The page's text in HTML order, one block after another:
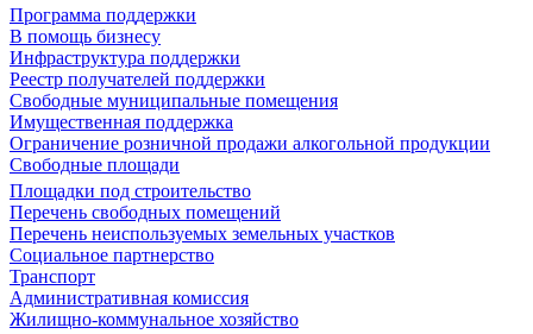
Программа поддержки
В помощь бизнесу
Инфраструктура поддержки
Реестр получателей поддержки
Свободные муниципальные помещения
Имущественная поддержка
Ограничение розничной продажи алкогольной продукции
Свободные площади
Площадки под строительство
Перечень свободных помещений
Перечень неиспользуемых земельных участков
Социальное партнерство
Транспорт
Административная комиссия
Жилищно-коммунальное хозяйство